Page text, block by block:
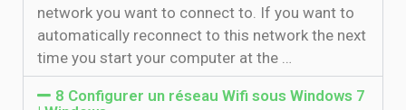
network you want to connect to. If you want to
automatically reconnect to this network the next
time you start your computer at the …
8 Configurer un réseau Wifi sous Windows 7